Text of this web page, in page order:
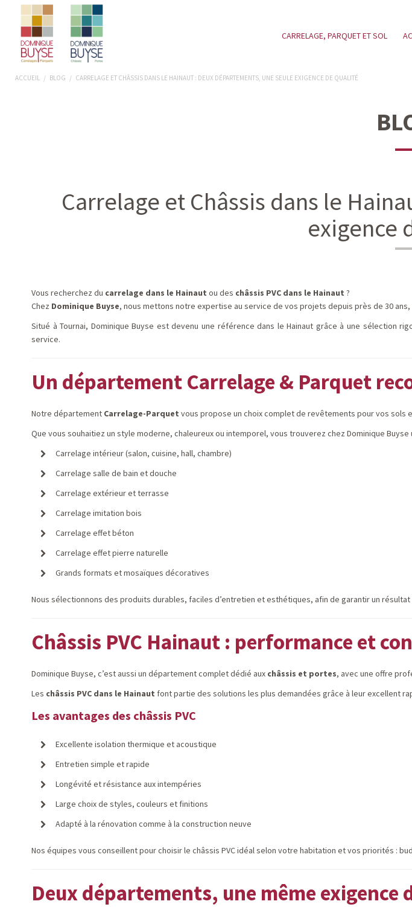
CARRELAGE, PARQUET ET SOL
ACCUEIL / BLOG / CARRELAGE ET CHÂSSIS DANS LE HAINAUT : DEUX DÉPARTEMENTS, UNE SEULE EXIGENCE DE QUALITÉ
Carrelage et Châssis dans le
exigence
Vous recherchez du carrelage dans le Hainaut ou des châssis PVC dans le Hainaut ?
Chez Dominique Buyse, nous mettons notre expertise au service de vos projets depuis près de 30 ans,
Situé à Tournai, Dominique Buyse est devenu une référence dans le Hainaut grâce à une sélection
service.
Un département Carrelage & Parquet
Notre département Carrelage-Parquet vous propose un choix complet de revêtements pour vos sols
Que vous souhaitiez un style moderne, chaleureux ou intemporel, vous trouverez chez Dominique
Carrelage intérieur (salon, cuisine, hall, chambre)
Carrelage salle de bain et douche
Carrelage extérieur et terrasse
Carrelage imitation bois
Carrelage effet béton
Carrelage effet pierre naturelle
Grands formats et mosaïques décoratives
Nous sélectionnons des produits durables, faciles d’entretien et esthétiques, afin de garantir un
Châssis PVC Hainaut : performance et
Dominique Buyse, c’est aussi un département complet dédié aux châssis et portes, avec une offre
Les châssis PVC dans le Hainaut font partie des solutions les plus demandées grâce à leur excellent
Les avantages des châssis PVC
Excellente isolation thermique et acoustique
Entretien simple et rapide
Longévité et résistance aux intempéries
Large choix de styles, couleurs et finitions
Adapté à la rénovation comme à la construction neuve
Nos équipes vous conseillent pour choisir le châssis PVC idéal selon votre habitation et vos priorités :
Deux départements, une même exigence